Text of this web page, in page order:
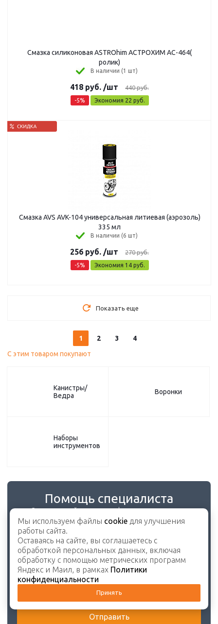
Смазка силиконовая ASTROhim АСТРОХИМ AC-464(
ролик)
В наличии (1 шт)
418 руб. /шт 440руб.
-5% Экономия 22 руб.
Смазка AVS AVK-104 универсальная литиевая (аэрозоль)
335 мл
В наличии (6 шт)
256 руб. /шт 270руб.
-5% Экономия 14руб.
Показать еще
1 2 3
4
С этим товаром покупают
Канистры/
Ведра
Воронки
Наборы
инструментов
Помощь специалиста
Оставьте свой номер телефона и наш менеджер
свяжется с Вами в ближайшее время.
Мы используем файлы cookie для улучшения
работы сайта.
Оставаясь на сайте, вы соглашаетесь с
обработкой персональных данных, включая
обработку с помощью метрических программ
Яндекс и Маил, в рамках Политики
конфиденциальности
Принять